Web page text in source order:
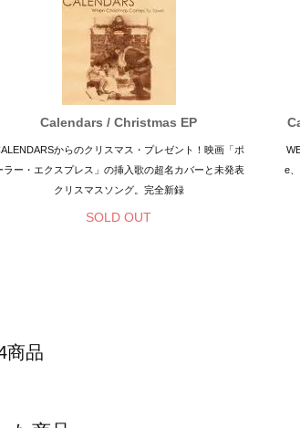
Calendars / Christmas EP
からのクリスマス・プレゼント！映画「ポ
ラー・エクスプレス」の挿入歌の超名カバーと未発表
クリスマスソング。完全新録
SOLD OUT
e
商品